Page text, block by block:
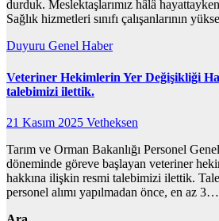
durduk. Meslektaşlarımız hâlâ
Sağlık hizmetleri sınıfı çalışanlarının
Duyuru Genel Haber
Veteriner Hekimlerin Yer Değişikliği
talebimizi ilettik.
21 Kasım 2025 Vetheksen
Tarım ve Orman Bakanlığı Personel
döneminde göreve başlayan veteriner
hakkına ilişkin resmi talebimizi ilettik.
personel alımı yapılmadan önce, en az 3…